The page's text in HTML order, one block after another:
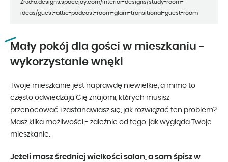
Źródło:designs.spacejoy.com/interior-designs/study-room-
ideas/guest-attic-podcast-room-glam-transitional-guest-room
Mały pokój dla gości w mieszkaniu -
wykorzystanie wnęki
Twoje mieszkanie jest naprawdę niewielkie, a mimo to
często odwiedzają Cię znajomi, których musisz
przenocować i zastanawiasz się, jak rozwiązać ten problem?
Masz kilka możliwości - zależnie od tego, jak wygląda Twoje
mieszkanie.
Jeżeli masz średniej wielkości salon, a sam śpisz w